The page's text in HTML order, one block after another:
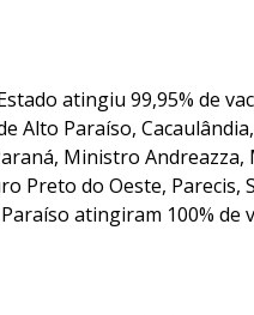
atingiu 99,95% de
Alto Paraíso,
Ministro
Preto do Oeste, Parecis,
atingiram 100% de